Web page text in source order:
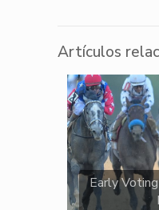
Artículos
Early